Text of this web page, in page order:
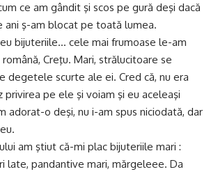
ce am gândit şi scos pe gură deşi dacă
ani ş-am blocat pe toată lumea.
bijuteriile… cele mai frumoase le-am
Creţu. Mari, strălucitoare se
degetele scurte ale ei. Cred că, nu era
privirea pe ele şi voiam şi eu aceleaşi
adorat-o deşi, nu i-am spus niciodată, dar
am ştiut că-mi plac bijuteriile mari :
late, pandantive mari, mărgeleee. Da